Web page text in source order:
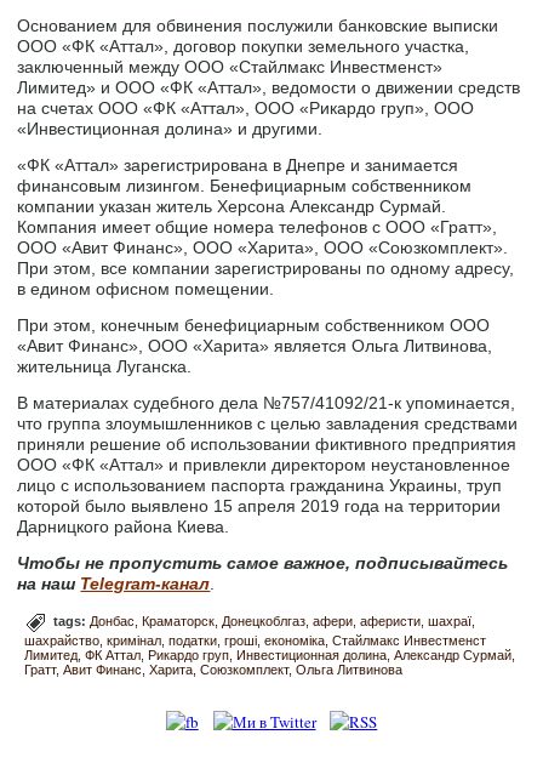
Основанием для обвинения послужили банковские выписки
ООО «ФК «Аттал», договор покупки земельного участка,
заключенный между ООО «Стайлмакс Инвестменст»
Лимитед» и ООО «ФК «Аттал», ведомости о движении средств
на счетах ООО «ФК «Аттал», ООО «Рикардо груп», ООО
«Инвестиционная долина» и другими.
«ФК «Аттал» зарегистрирована в Днепре и занимается
финансовым лизингом. Бенефициарным собственником
компании указан житель Херсона Александр Сурмай.
Компания имеет общие номера телефонов с ООО «Гратт»,
ООО «Авит Финанс», ООО «Харита», ООО «Союзкомплект».
При этом, все компании зарегистрированы по одному адресу,
в едином офисном помещении.
При этом, конечным бенефициарным собственником ООО
«Авит Финанс», ООО «Харита» является Ольга Литвинова,
жительница Луганска.
В материалах судебного дела №757/41092/21-к упоминается,
что группа злоумышленников с целью завладения средствами
приняли решение об использовании фиктивного предприятия
ООО «ФК «Аттал» и привлекли директором неустановленное
лицо с использованием паспорта гражданина Украины, труп
которой было выявлено 15 апреля 2019 года на территории
Дарницкого района Киева.
Чтобы не пропустить самое важное, подписывайтесь
на наш Telegram-канал
tags: Донбас Краматорск Донецкоблгаз афери аферисти шахраї
шахрайство кримінал податки гроші економіка Стайлмакс Инвестменст
Лимитед ФК Аттал Рикардо груп Инвестиционная долина Александр Сурмай
Гратт Авит Финанс Харита Союзкомплект Ольга Литвинова